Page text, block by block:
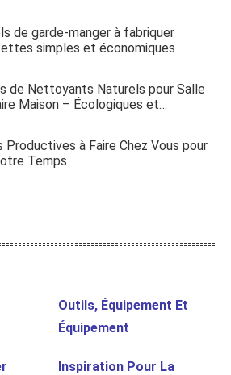
de garde-manger à fabriquer
simples et économiques
de Nettoyants Naturels pour Salle
Maison – Écologiques et
à Faire Chez Vous pour
Temps
Outils, Équipement Et
Équipement
Inspiration Pour La